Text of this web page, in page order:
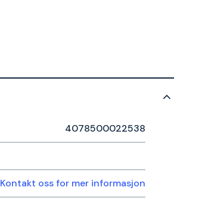
4078500022538
Kontakt oss for mer informasjon